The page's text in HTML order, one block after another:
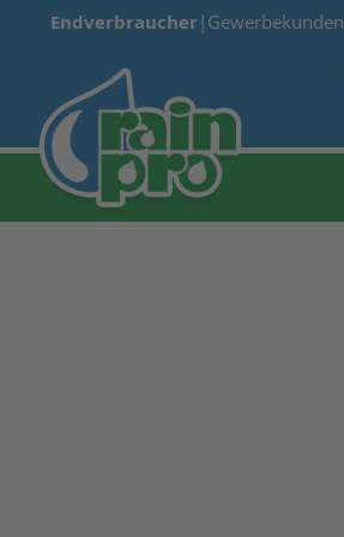
Endverbraucher| Gewerbekunden